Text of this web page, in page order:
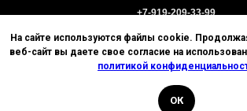
На сайте используются файлы cookie.
веб-сайт вы даете свое согласие на
политикой
ОК
Политика конфиденциальности
Пользовательское
+7-919-209-33-99